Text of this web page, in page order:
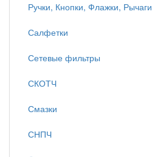
Ручки, Кнопки, Флажки, Рычаги
Салфетки
Сетевые фильтры
СКОТЧ
Смазки
СНПЧ